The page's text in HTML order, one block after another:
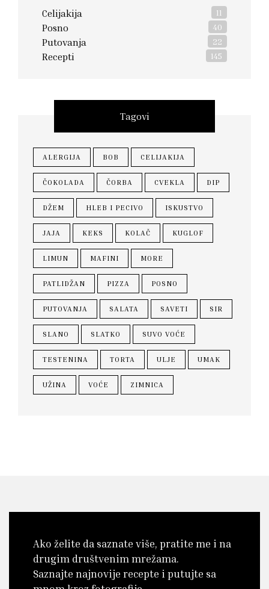
Celijakija 11
Posno 40
Putovanja 22
Recepti 145
Tagovi
ALERGIJA BOB CELIJAKIJA
ČOKOLADA ČORBA CVEKLA DIP
DŽEM HLEB I PECIVO ISKUSTVO
JAJA KEKS KOLAČ KUGLOF
LIMUN MAFINI MORE
PATLIDŽAN PIZZA POSNO
PUTOVANJA SALATA SAVETI SIR
SLANO SLATKO SUVO VOĆE
TESTENINA TORTA ULJE UMAK
UŽINA VOĆE ZIMNICA
Ako želite da saznate više, pratite me i na
drugim društvenim mrežama.
Saznajte najnovije recepte i putujte sa